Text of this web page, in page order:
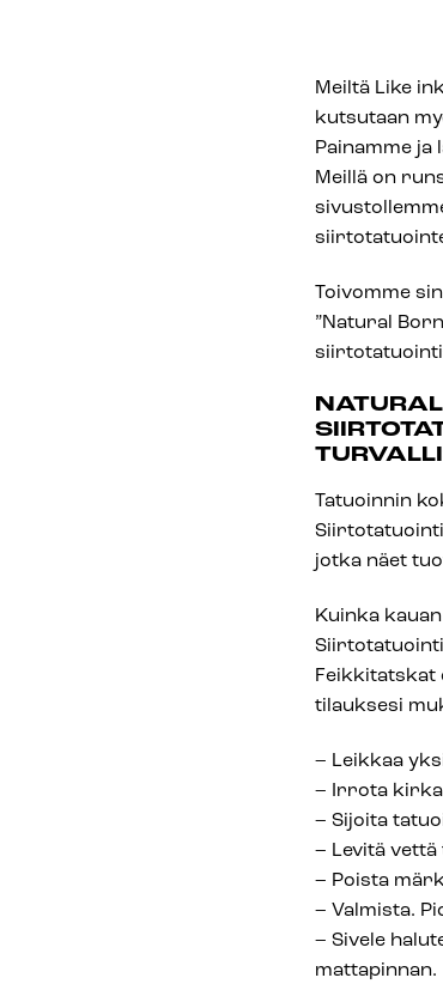
Meiltä Like
kutsutaan
Painamme
Meillä on
Toivomme
”Natural
Tatuoinnin
jotka näet
Kuinka
Feikkitatskat
tilauksesi
– Leikkaa
– Irrota
– Sijoita
– Levitä
– Poista
– Valmista.
– Sivele
mattapinnan.